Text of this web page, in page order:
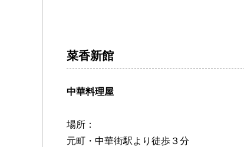
菜香新館
中華料理屋
場所：
元町・中華街駅より徒歩３分